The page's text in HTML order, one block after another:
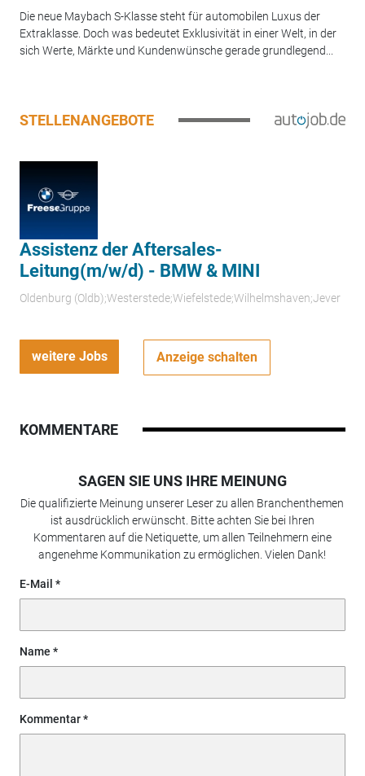
Die neue Maybach S-Klasse steht für automobilen Luxus der
Extraklasse. Doch was bedeutet Exklusivität in einer Welt, in der
sich Werte, Märkte und Kundenwünsche gerade grundlegend...
STELLENANGEBOTE
Assistenz der Aftersales-
Leitung(m/w/d) - BMW & MINI
Oldenburg (Oldb);Westerstede;Wiefelstede;Wilhelmshaven;Jever
weitere Jobs Anzeige schalten
KOMMENTARE
SAGEN SIE UNS IHRE MEINUNG
Die qualifizierte Meinung unserer Leser zu allen Branchenthemen
ist ausdrücklich erwünscht. Bitte achten Sie bei Ihren
Kommentaren auf die Netiquette, um allen Teilnehmern eine
angenehme Kommunikation zu ermöglichen. Vielen Dank!
E-Mail
Name
Kommentar